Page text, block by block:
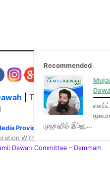
| The Media Hub for
Provider of video & audio mp3
With
Dawah Committee – Dammam
Recommended
முஜாஹித் இப்னு…